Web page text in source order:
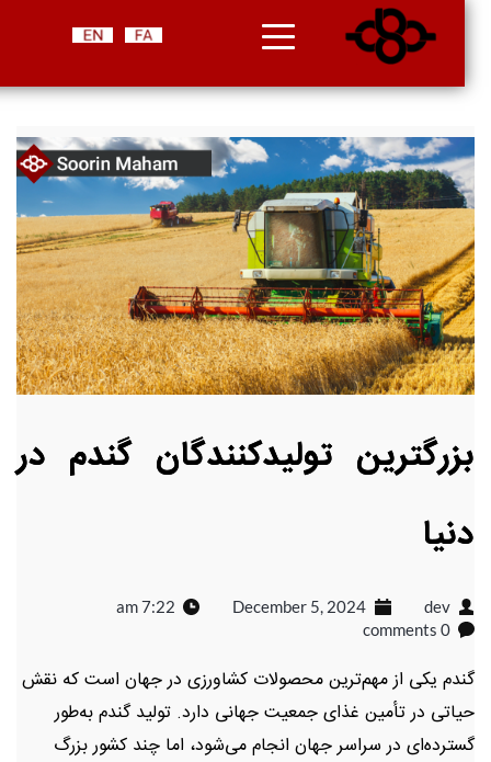
بزرگترین تولیدکنندگان گندم در
دنیا
dev
December 5, 2024
7:22 am
0 comments
گندم یکی از مهم‌ترین محصولات کشاورزی در جهان است که نقش
حیاتی در تأمین غذای جمعیت جهانی دارد. تولید گندم به‌طور
گسترده‌ای در سراسر جهان انجام می‌شود، اما چند کشور بزرگ